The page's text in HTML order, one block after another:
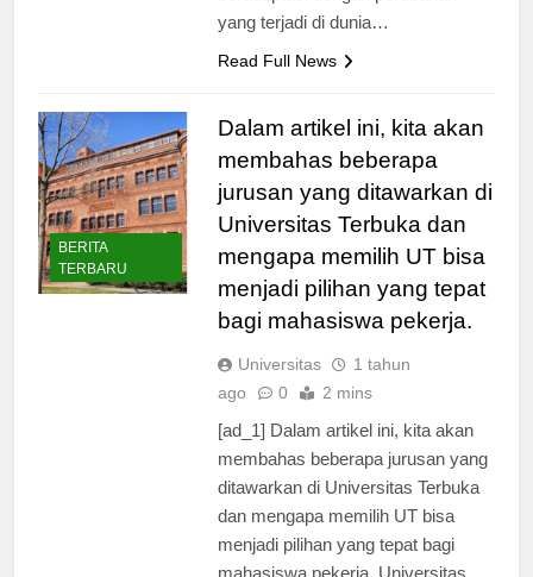
beradaptasi dengan perubahan
BERITA
TERBARU
Dalam artikel ini, kita akan
membahas beberapa
jurusan yang ditawarkan di
Universitas Terbuka dan
mengapa memilih UT bisa
menjadi pilihan yang tepat
bagi mahasiswa pekerja.
Universitas
1 tahun
[ad_1] Dalam artikel ini, kita akan
membahas beberapa jurusan yang
ditawarkan di Universitas Terbuka
dan mengapa memilih UT bisa
menjadi pilihan yang tepat bagi